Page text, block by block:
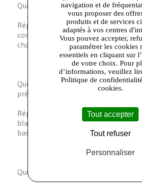
Question : Peut-on porter cette
Réponse : Oui, grâce à ses manches
composition légère, elle est idéale
chaudes.
Question : Comment entretenir cette
préserver ses qualités ?
Réponse : Lavez-la en machine à 30
blanchiment et le séchage en
basse température.
Question : Le blason brodé est-il
navigation et de
vous proposer des
produits et de services
adaptés à vos centres
Vous pouvez accepter,
paramétrer les cookies
essentiels en cliquant sur
de votre choix. Pour
d’informations, veuillez
Politique de
cookies.
Tout accepter
Tout refuser
Personnaliser